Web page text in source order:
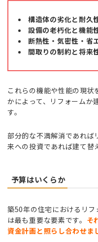
構造体の劣化と耐久
設備の老朽化と機能
断熱性・気密性・省
間取りの制約と将来
これらの機能や性能の現
かによって、リフォームか
す。
部分的な不満解消であれば
来への投資であれば建て替
予算はいくらか
築50年の住宅におけるリ
は最も重要な要素です。 そ
資金計画と照らし合わせま